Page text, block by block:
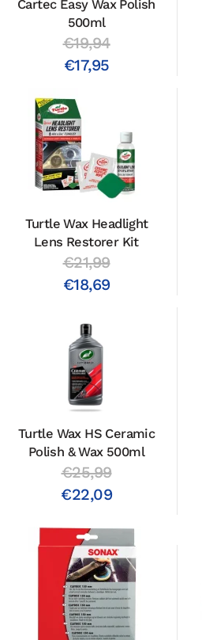
Cartec Easy Wax Polish
500ml
€19,94
€17,95
Turtle Wax Headlight
Lens Restorer Kit
€21,99
€18,69
Turtle Wax HS Ceramic
Polish & Wax 500ml
€25,99
€22,09